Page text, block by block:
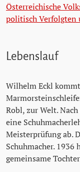
Österreichische
politisch Verfolgten
Lebenslauf
Wilhelm Eckl
Robl, zur Welt.
eine
Meisterprüfung ab.
Schuhmacher.
gemeinsame